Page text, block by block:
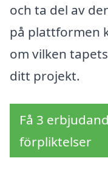
och ta del av
på plattformen
om vilken
ditt projekt.
Få 3
förpliktelser